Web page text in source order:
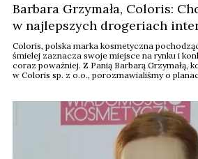
Barbara Grzymała, Coloris:
w najlepszych drogeriach
Coloris, polska marka kosmetyczna
śmielej zaznacza swoje miejsce na rynku i
coraz poważniej. Z Panią Barbarą Grzymałą,
w Coloris sp. z o.o., porozmawialiśmy o